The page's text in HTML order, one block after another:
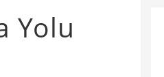
Yolu